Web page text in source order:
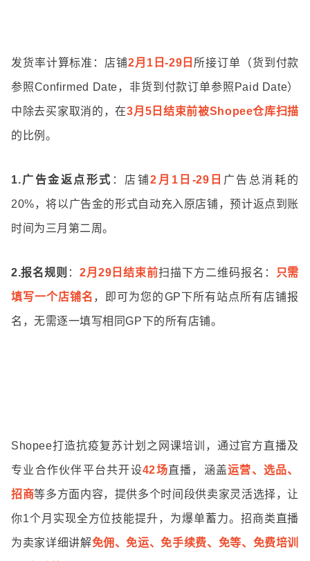
发货率计算标准 ：店铺2月1日-29日 所接订单（货到付款
参照Confirmed Date，非货到付款订单参照Paid Date）
中除去买家取消的，在3月5日结束前被Shopee仓库扫描
的比例。
1.广告金返点形式 ：店铺2月1日-29日 广告总消耗的
20%，将以广告金的形式自动充入原店铺，预计返点到账
时间为三月第二周。
2.报名规则 ：2月29日结束前扫描下方二维码报名： 只需
填写一个店铺名 ，即可为您的GP下所有站点所有店铺报
名，无需逐一填写相同GP下的所有店铺。
Shopee打造抗疫复苏计划之网课培训，通过官方直播及
专业合作伙伴平台共开设42场直播，涵盖运营、选品、
招商等多方面内容，提供多个时间段供卖家灵活选择，让
你1个月实现全方位技能提升，为爆单蓄力。招商类直播
为卖家详细讲解免佣、免运、免手续费、免等、免费培训